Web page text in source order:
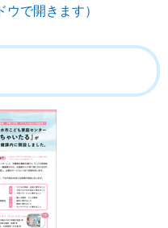
ウで開きます）